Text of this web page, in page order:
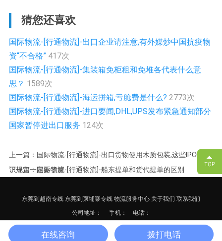
猜您还喜欢
国际物流-[行通物流]-出口企业请注意,有外媒炒中国抗疫物
资“不合格” 417次
国际物流-[行通物流]-集装箱免柜租和免堆各代表什么意
思？ 1589次
国际物流-[行通物流]-海运拼箱,亏舱费是什么? 2773次
国际物流-[行通物流]-进口要闻,DHL,UPS发布紧急通知部分
国家暂停进出口服务 124次
上一篇：国际物流-[行通物流]-出口货物使用木质包装,这些IPCC标
识规定一定要了解
下一篇：国际物流-[行通物流]-船东提单和货代提单的区别
东莞到越南专线 东莞到柬埔寨专线 物流服务中心 关于我们 联系我们
公司地址： 手机： 电话：
备案号：粤ICP备17125652号-3 网站地图XML
在线咨询 拨打电话